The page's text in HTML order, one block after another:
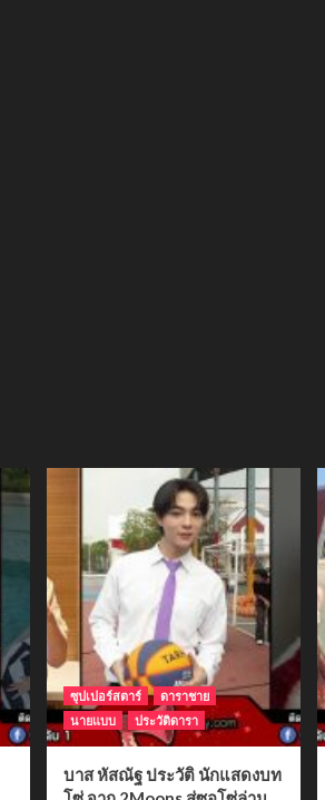
ซุปเปอร์สตาร์
ดาราชาย
นายแบบ
ประวัติดารา
บาส หัสณัฐ ประวัติ นักแสดงบท